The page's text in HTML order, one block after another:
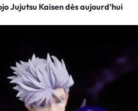
Jujutsu Kaisendès aujourd’hui